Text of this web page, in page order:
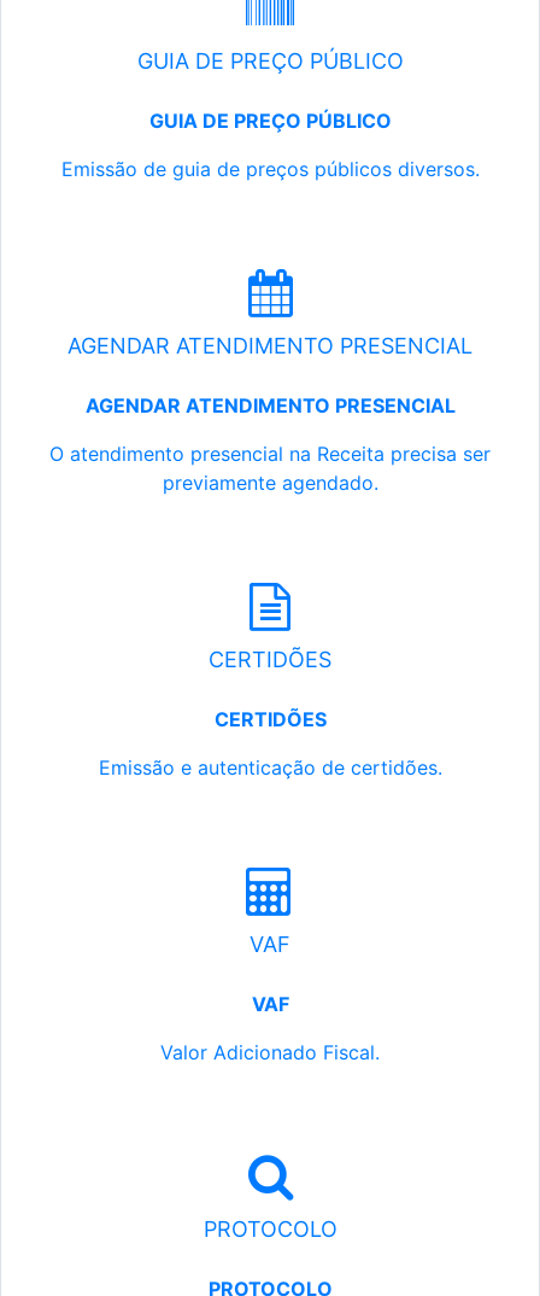
GUIA DE PREÇO PÚBLICO
GUIA DE PREÇO PÚBLICO
Emissão de guia de preços públicos diversos.
AGENDAR ATENDIMENTO PRESENCIAL
AGENDAR ATENDIMENTO PRESENCIAL
O atendimento presencial na Receita precisa ser
previamente agendado.
CERTIDÕES
CERTIDÕES
Emissão e autenticação de certidões.
VAF
VAF
Valor Adicionado Fiscal.
PROTOCOLO
PROTOCOLO